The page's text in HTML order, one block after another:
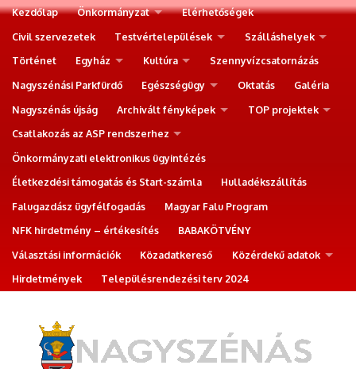
Kezdőlap Önkormányzat
Elérhetőségek
Civil szervezetek
Testvértelepülések
Szálláshelyek
Történet
Egyház Kultúra
Szennyvízcsatornázás
Nagyszénási Parkfürdő
Egészségügy Oktatás
Galéria
Nagyszénás újság
Archivált fényképek
TOP projektek
Csatlakozás az ASP rendszerhez
Önkormányzati elektronikus ügyintézés
Életkezdési támogatás és Start-számla
Hulladékszállítás
Falugazdász ügyfélfogadás
Magyar Falu Program
NFK hirdetmény – értékesítés
BABAKÖTVÉNY
Választási információk
Közadatkereső
Közérdekű adatok
Hirdetmények
Településrendezési terv 2024